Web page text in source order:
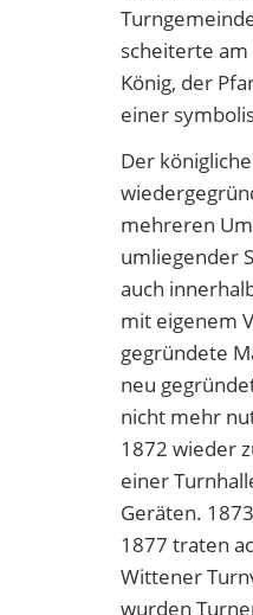
scheiterte
König, der
einer
Der
mehreren
umliegender
auch
mit eigenem
gegründete
neu
nicht mehr
1872 wieder
einer
Geräten.
1877 traten
Wittener
wurden